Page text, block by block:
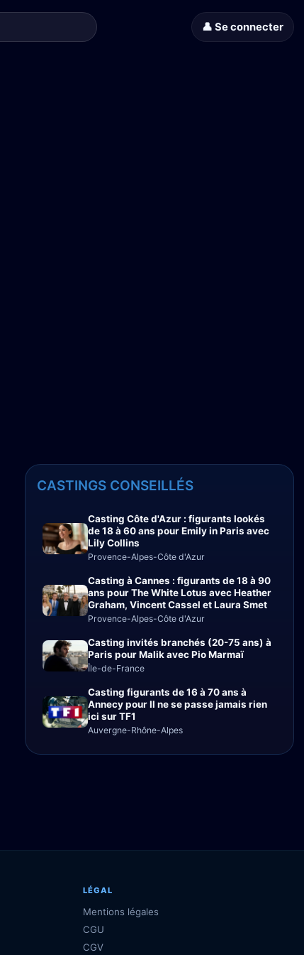
👤 Se connecter
CASTINGS CONSEILLÉS
Casting Côte d'Azur : figurants lookés
de 18 à 60 ans pour Emily in Paris avec
Lily Collins
Provence-Alpes-Côte d'Azur
Casting à Cannes : figurants de 18 à 90
ans pour The White Lotus avec Heather
Graham, Vincent Cassel et Laura Smet
Provence-Alpes-Côte d'Azur
Casting invités branchés (20-75 ans) à
Paris pour Malik avec Pio Marmaï
Île-de-France
Casting figurants de 16 à 70 ans à
Annecy pour Il ne se passe jamais rien
ici sur TF1
Auvergne-Rhône-Alpes
LÉGAL
Mentions légales
CGU
CGV